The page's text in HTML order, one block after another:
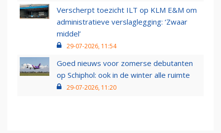
Verscherpt toezicht ILT op KLM E&M om
administratieve verslaglegging: ‘Zwaar
middel’
29-07-2026, 11:54
Goed nieuws voor zomerse debutanten
op Schiphol: ook in de winter alle ruimte
29-07-2026, 11:20